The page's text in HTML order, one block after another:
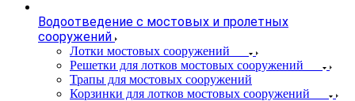
Водоотведение с мостовых и пролетных
сооружений
Лотки мостовых сооружений
Решетки для лотков мостовых сооружений
Трапы для мостовых сооружений
Корзинки для лотков мостовых сооружений